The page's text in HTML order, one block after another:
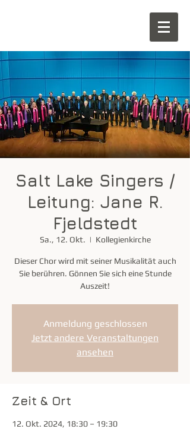
Salt Lake Singers /
Leitung: Jane R.
Fjeldstedt
Sa., 12. Okt.
  |
Kollegienkirche
Dieser Chor wird mit seiner Musikalität auch
Sie berühren. Gönnen Sie sich eine Stunde
Auszeit!
Anmeldung geschlossen
Jetzt andere Veranstaltungen
ansehen
Zeit & Ort
12. Okt. 2024, 18:30 – 19:30